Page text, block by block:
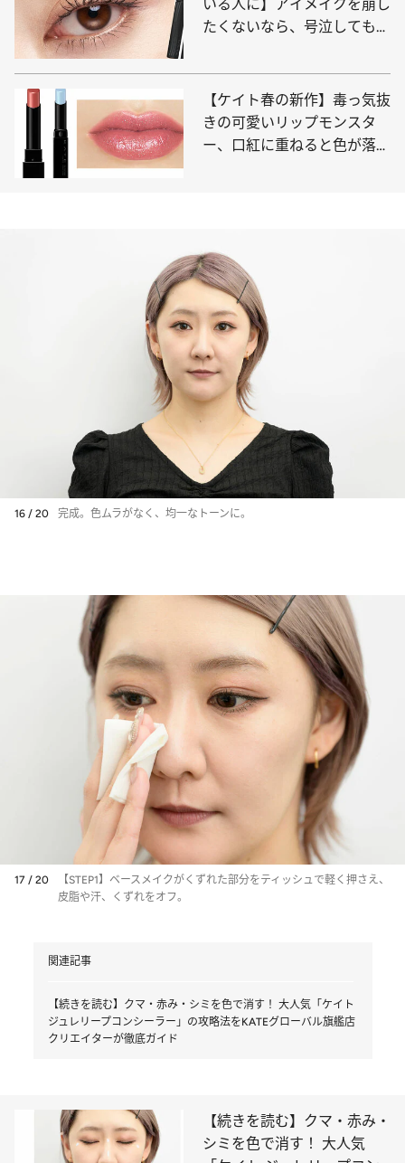
いる人に】アイメイクを崩し
たくないなら、号泣しても落
くなる「セザンヌ」が最強！
【ケイト春の新作】毒っ気抜
きの可愛いリップモンスタ
ー、口紅に重ねると色が落ち
16 / 20 完成。色ムラがなく、均一なトーンに。
17 / 20
【STEP1】ベースメイクがくずれた部分をティッシュで軽く押さえ、
皮脂や汗、くずれをオフ。
関連記事
【続きを読む】クマ・赤み・シミを色で消す！ 大人気「ケイト
ジュレリープコンシーラー」の攻略法をKATEグローバル旗艦店
クリエイターが徹底ガイド
【続きを読む】クマ・赤み・
シミを色で消す！ 大人気